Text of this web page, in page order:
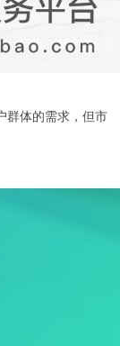
体的需求，但市